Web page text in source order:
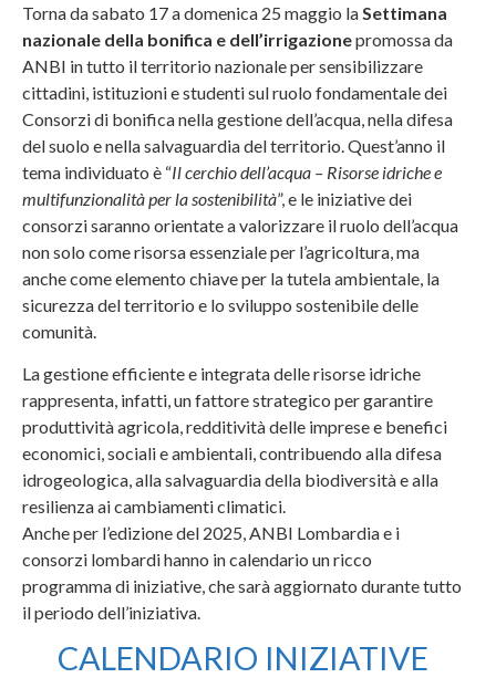
Torna da sabato 17 a domenica 25 maggio laSettimana
nazionale della bonifica e dell’irrigazionepromossa da
ANBI in tutto il territorio nazionale per sensibilizzare
cittadini, istituzioni e studenti sul ruolo fondamentale dei
Consorzi di bonifica nella gestione dell’acqua, nella difesa
del suolo e nella salvaguardia del territorio. Quest’anno il
tema individuato è “Il cerchio dell’acqua – Risorse idriche e
multifunzionalità per la sostenibilità”, e le iniziative dei
consorzi saranno orientate a valorizzare il ruolo dell’acqua
non solo come risorsa essenziale per l’agricoltura, ma
anche come elemento chiave per la tutela ambientale, la
sicurezza del territorio e lo sviluppo sostenibile delle
comunità.
La gestione efficiente e integrata delle risorse idriche
rappresenta, infatti, un fattore strategico per garantire
produttività agricola, redditività delle imprese e benefici
economici, sociali e ambientali, contribuendo alla difesa
idrogeologica, alla salvaguardia della biodiversità e alla
resilienza ai cambiamenti climatici.
Anche per l’edizione del 2025, ANBI Lombardia e i
consorzi lombardi hanno in calendario un ricco
programma di iniziative, che sarà aggiornato durante tutto
il periodo dell’iniziativa.
CALENDARIO INIZIATIVE